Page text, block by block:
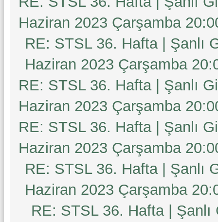
Haziran 2023 Çarşamba
RE: STSL 36. Hafta | Şanlı
Haziran 2023 Çarşamba
RE: STSL 36. Hafta | Şanlı
Haziran 2023 Çarşamba
RE: STSL 36. Hafta | Şanlı
Haziran 2023 Çarşamba
RE: STSL 36. Hafta | Şanlı
Haziran 2023 Çarşamba
RE: STSL 36. Hafta |